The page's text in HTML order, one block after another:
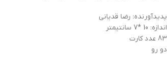
پدیدآورنده: رضا قدیانی
اندازه: 10 *7 سانتیمتر
83 عدد کارت
دو رو